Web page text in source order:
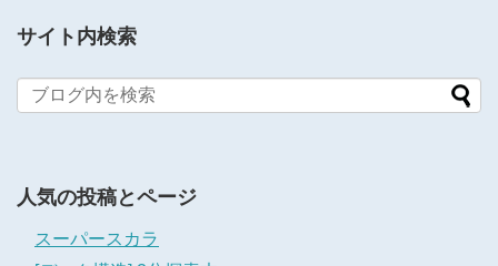
サイト内検索
人気の投稿とページ
スーパースカラ